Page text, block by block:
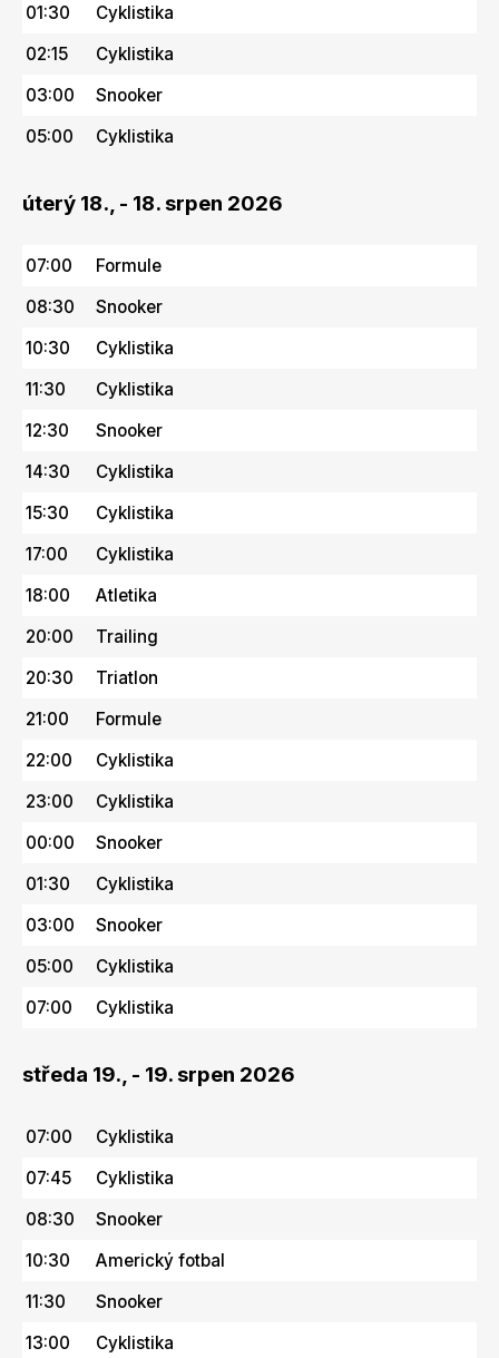
01:30
Cyklistika
02:15
Cyklistika
03:00
Snooker
05:00
Cyklistika
úterý 18., - 18. srpen 2026
07:00
Formule
08:30
Snooker
10:30
Cyklistika
11:30
Cyklistika
12:30
Snooker
14:30
Cyklistika
15:30
Cyklistika
17:00
Cyklistika
18:00
Atletika
20:00
Trailing
20:30
Triatlon
21:00
Formule
22:00
Cyklistika
23:00
Cyklistika
00:00
Snooker
01:30
Cyklistika
03:00
Snooker
05:00
Cyklistika
07:00
Cyklistika
středa 19., - 19. srpen 2026
07:00
Cyklistika
07:45
Cyklistika
08:30
Snooker
10:30
Americký fotbal
11:30
Snooker
13:00
Cyklistika